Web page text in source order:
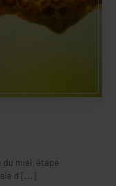
miel, étape
d [...]